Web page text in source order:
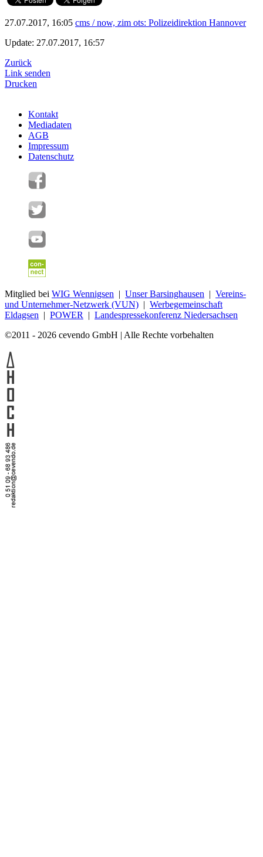
27.07.2017, 16:05 cms / now, zim ots: Polizeidirektion Hannover
Update: 27.07.2017, 16:57
Zurück
Link senden
Drucken
Kontakt
Mediadaten
AGB
Impressum
Datenschutz
Mitglied bei WIG Wennigsen | Unser Barsinghausen | Vereins-
und Unternehmer-Netzwerk (VUN) | Werbegemeinschaft
Eldagsen | POWER | Landespressekonferenz Niedersachsen
©2011 - 2026 cevendo GmbH | Alle Rechte vorbehalten